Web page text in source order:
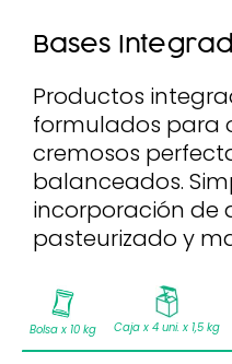
Bases
Productos
formulados para
cremosos
balanceados.
incorporación de
pasteurizado y
Bolsa x 10 kg Caja x 4 uni. x 1,5 kg